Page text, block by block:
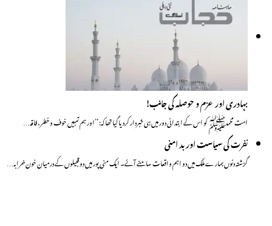
بہادری اور عزم و حوصلہ کی جانب!
امت محمدﷺ کو اس کے ابتدائی دور میں ہی خبردار کردیا گیا تھا کہ: ’’اور ہم تمہیں خوف وخطر، فاقہ…
نفرت کی سیاست اور بد امنی
گزشتہ دنوں ہمارے ملک میں دو اہم واقعات سامنے آئے۔ ایک منی پور میں دو قبیلوں کے درمیان خون خرابہ…